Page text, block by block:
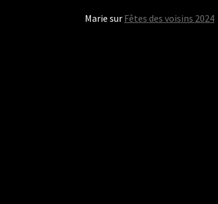
Marie sur Fêtes des voisins 2024